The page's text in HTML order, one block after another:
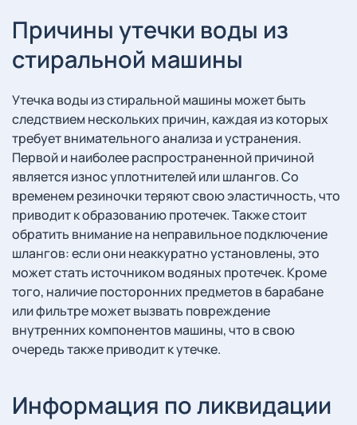
Причины утечки воды из
стиральной машины
Утечка воды из стиральной машины может быть
следствием нескольких причин, каждая из которых
требует внимательного анализа и устранения.
Первой и наиболее распространенной причиной
является износ уплотнителей или шлангов. Со
временем резиночки теряют свою эластичность, что
приводит к образованию протечек. Также стоит
обратить внимание на неправильное подключение
шлангов: если они неаккуратно установлены, это
может стать источником водяных протечек. Кроме
того, наличие посторонних предметов в барабане
или фильтре может вызвать повреждение
внутренних компонентов машины, что в свою
очередь также приводит к утечке.
Информация по ликвидации